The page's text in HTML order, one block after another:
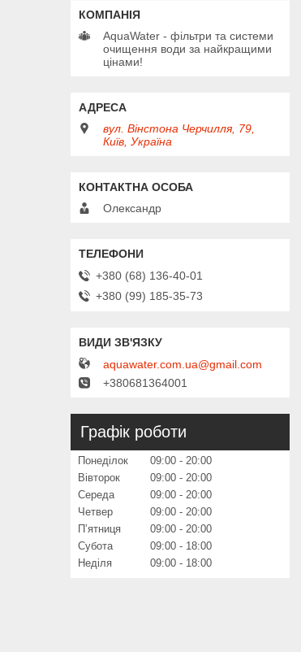
AquaWater - фільтри та системи
очищення води за найкращими
цінами!
вул. Вінстона Черчилля, 79,
Київ, Україна
Олександр
+380 (68) 136-40-01
+380 (99) 185-35-73
aquawater.com.ua@gmail.com
+380681364001
Графік роботи
Понеділок 09:00
20:00
Вівторок
09:00
20:00
Середа
09:00
20:00
Четвер
09:00
20:00
Пʼятниця
09:00
20:00
Субота
09:00
18:00
Неділя
09:00 18:00